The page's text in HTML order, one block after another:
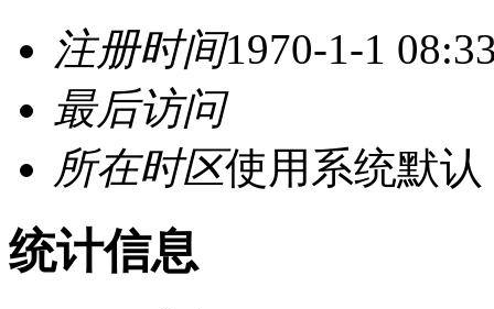
注册时间1970-1-1
最后访问
所在时区使用系统默认
统计信息